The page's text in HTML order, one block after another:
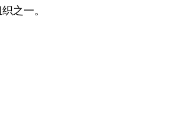
之一。